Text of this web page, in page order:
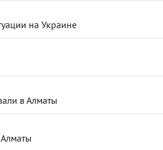
на Украине
в Алматы